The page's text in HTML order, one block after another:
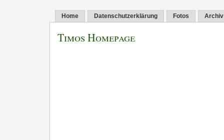
Home Datenschutzerklärung Fotos Archiv
Timos Homepage